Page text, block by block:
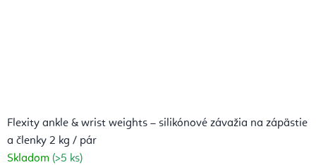
Flexity ankle & wrist weights – silikónové závažia na zápästie
a členky 2 kg / pár
Skladom (>5 ks)